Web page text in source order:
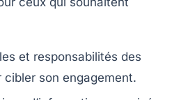
et responsabilités des
son engagement.